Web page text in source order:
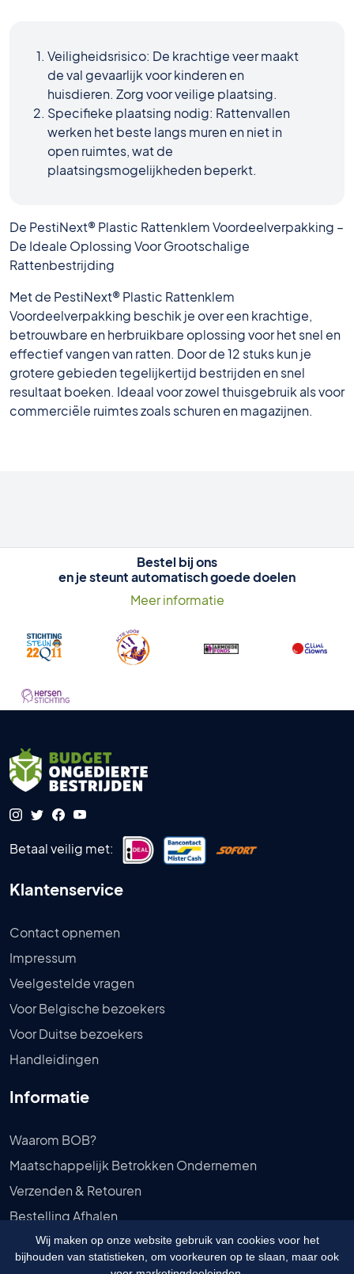
Wij maken op onze website gebruik van cookies voor het
bijhouden van statistieken, om voorkeuren op te slaan, maar ook
Veiligheidsrisico: De krachtige veer maakt
de val gevaarlijk voor kinderen en
huisdieren. Zorg voor veilige plaatsing.
Specifieke plaatsing nodig: Rattenvallen
werken het beste langs muren en niet in
open ruimtes, wat de
plaatsingsmogelijkheden beperkt.
De PestiNext® Plastic Rattenklem Voordeelverpakking –
De Ideale Oplossing Voor Grootschalige
Rattenbestrijding
Met de PestiNext® Plastic Rattenklem
Voordeelverpakking beschik je over een krachtige,
betrouwbare en herbruikbare oplossing voor het snel en
effectief vangen van ratten. Door de 12 stuks kun je
grotere gebieden tegelijkertijd bestrijden en snel
resultaat boeken. Ideaal voor zowel thuisgebruik als voor
commerciële ruimtes zoals schuren en magazijnen.
Bestel bij ons
en je steunt automatisch goede doelen
Meer informatie
Betaal veilig met:
Klantenservice
Contact opnemen
Impressum
Veelgestelde vragen
Voor Belgische bezoekers
Voor Duitse bezoekers
Handleidingen
Informatie
Waarom BOB?
Maatschappelijk Betrokken Ondernemen
Verzenden & Retouren
Bestelling Afhalen
Privébeleid
Algemene voorwaarden